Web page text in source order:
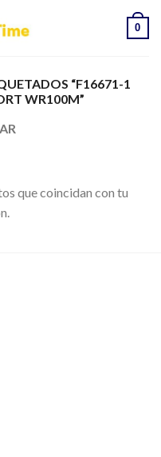
0
“F16671-1
WR100M”
que coincidan con tu